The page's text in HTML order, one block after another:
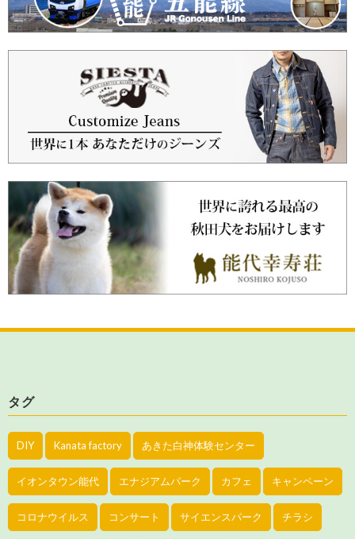
タグ
DIY Kanata factory あきた白神体験センター
イオンタウン能代 エナジアムパーク カフェ キャンペーン
コロナウイルス コンサート サイエンスパーク チラシ